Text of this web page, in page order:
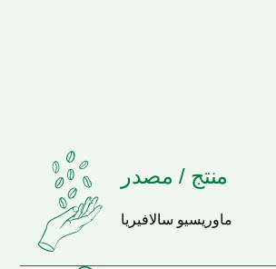
منتج / مصدر
ماوريسيو سالافيريا